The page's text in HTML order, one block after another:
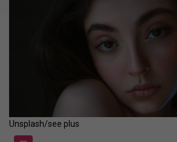
Unsplash/see plus